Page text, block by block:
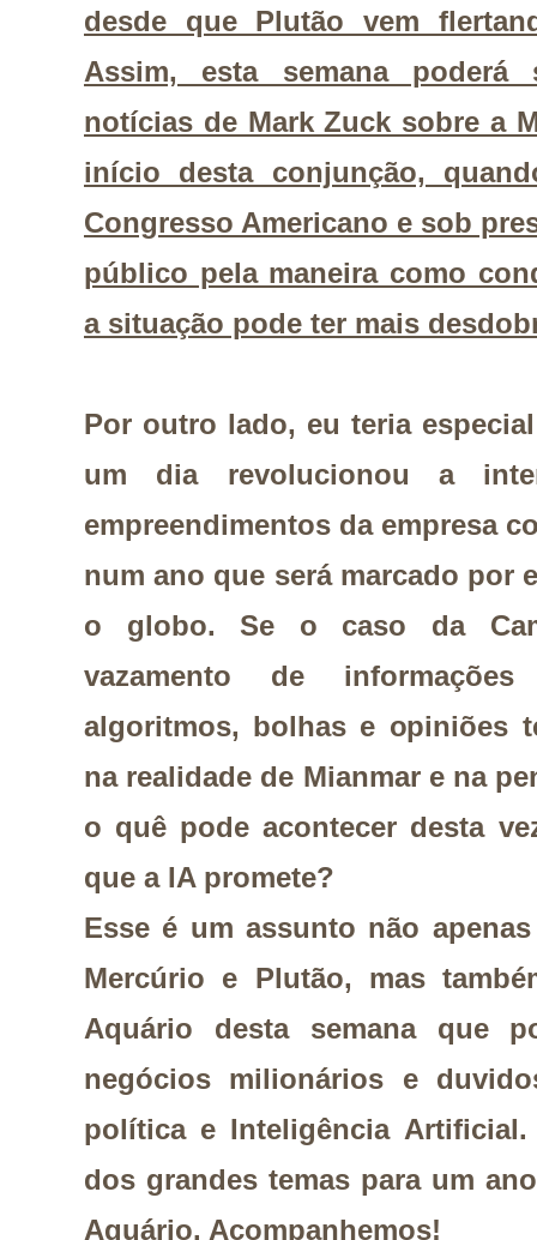
desde que Plutão vem
Assim, esta semana
notícias de Mark Zuck sobre a
início desta conjunção,
Congresso Americano e sob
público pela maneira como
a situação pode ter mais
Por outro lado, eu teria
um dia revolucionou a
empreendimentos da empresa
num ano que será marcado por
o globo. Se o caso da
vazamento de
algoritmos, bolhas e opiniões
na realidade de Mianmar e na
o quê pode acontecer desta
que a IA promete?
Esse é um assunto não
Mercúrio e Plutão, mas
Aquário desta semana que
negócios milionários e
política e Inteligência
dos grandes temas para um
Aquário. Acompanhemos!